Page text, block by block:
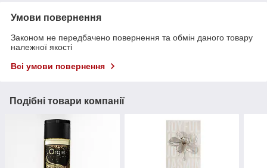
Умови повернення
Законом не передбачено повернення та обмін даного товару
належної якості
Всі умови повернення
Подібні товари компанії